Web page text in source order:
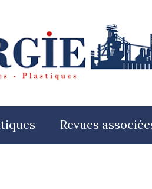
Revues